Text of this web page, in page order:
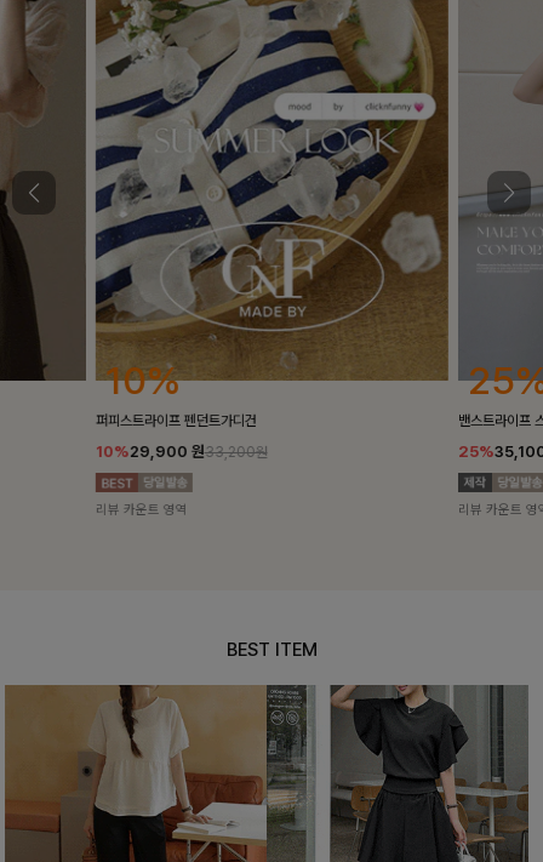
25%
밴스트라이프 스트링원피스
25%35,100 원46,800원
리뷰 카운트 영역
10%
[5천장돌파/
10%
리뷰 카운트 영
BEST ITEM